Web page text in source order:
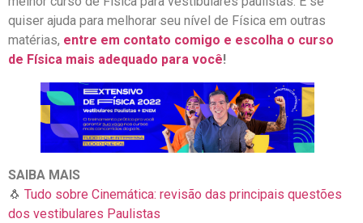
quiser ajuda para melhorar seu nível de Física em outras
matérias, entre em contato comigo e escolha o curso
de Física mais adequado para você!
SAIBA MAIS
🐧 Tudo sobre Cinemática: revisão das principais questões
dos vestibulares Paulistas